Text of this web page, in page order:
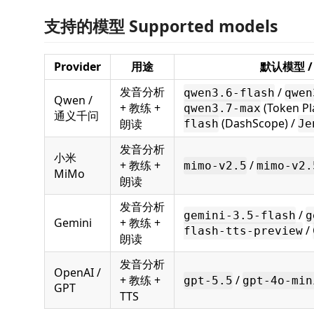
支持的模型 Supported models
Provider 用途 默认模型
Qwen /
通义千问
发音分析
+ 教练 +
朗读
qwen3.6-flash /
qwen3.7-max (Token
flash (DashScope) /
小米
MiMo
发音分析
+ 教练 +
朗读
mimo-v2.5 / mimo-
Gemini
发音分析
+ 教练 +
朗读
gemini-3.5-flash /
flash-tts-preview /
OpenAI /
GPT
发音分析
+ 教练 +
TTS
gpt-5.5 / gpt-4o-